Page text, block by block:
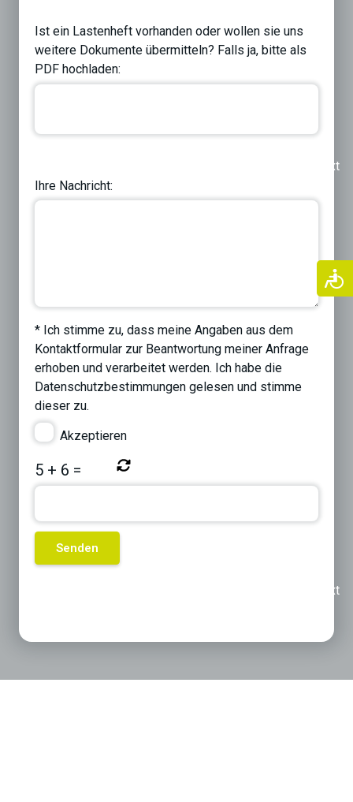
Ist ein Lastenheft vorhanden oder wollen sie uns
weitere Dokumente übermitteln? Falls ja, bitte als
PDF hochladen:
Next
Ihre Nachricht:
* Ich stimme zu, dass meine Angaben aus dem
Kontaktformular zur Beantwortung meiner Anfrage
erhoben und verarbeitet werden. Ich habe die
Datenschutzbestimmungen gelesen und stimme
dieser zu.
Akzeptieren
5 + 6 =
Next